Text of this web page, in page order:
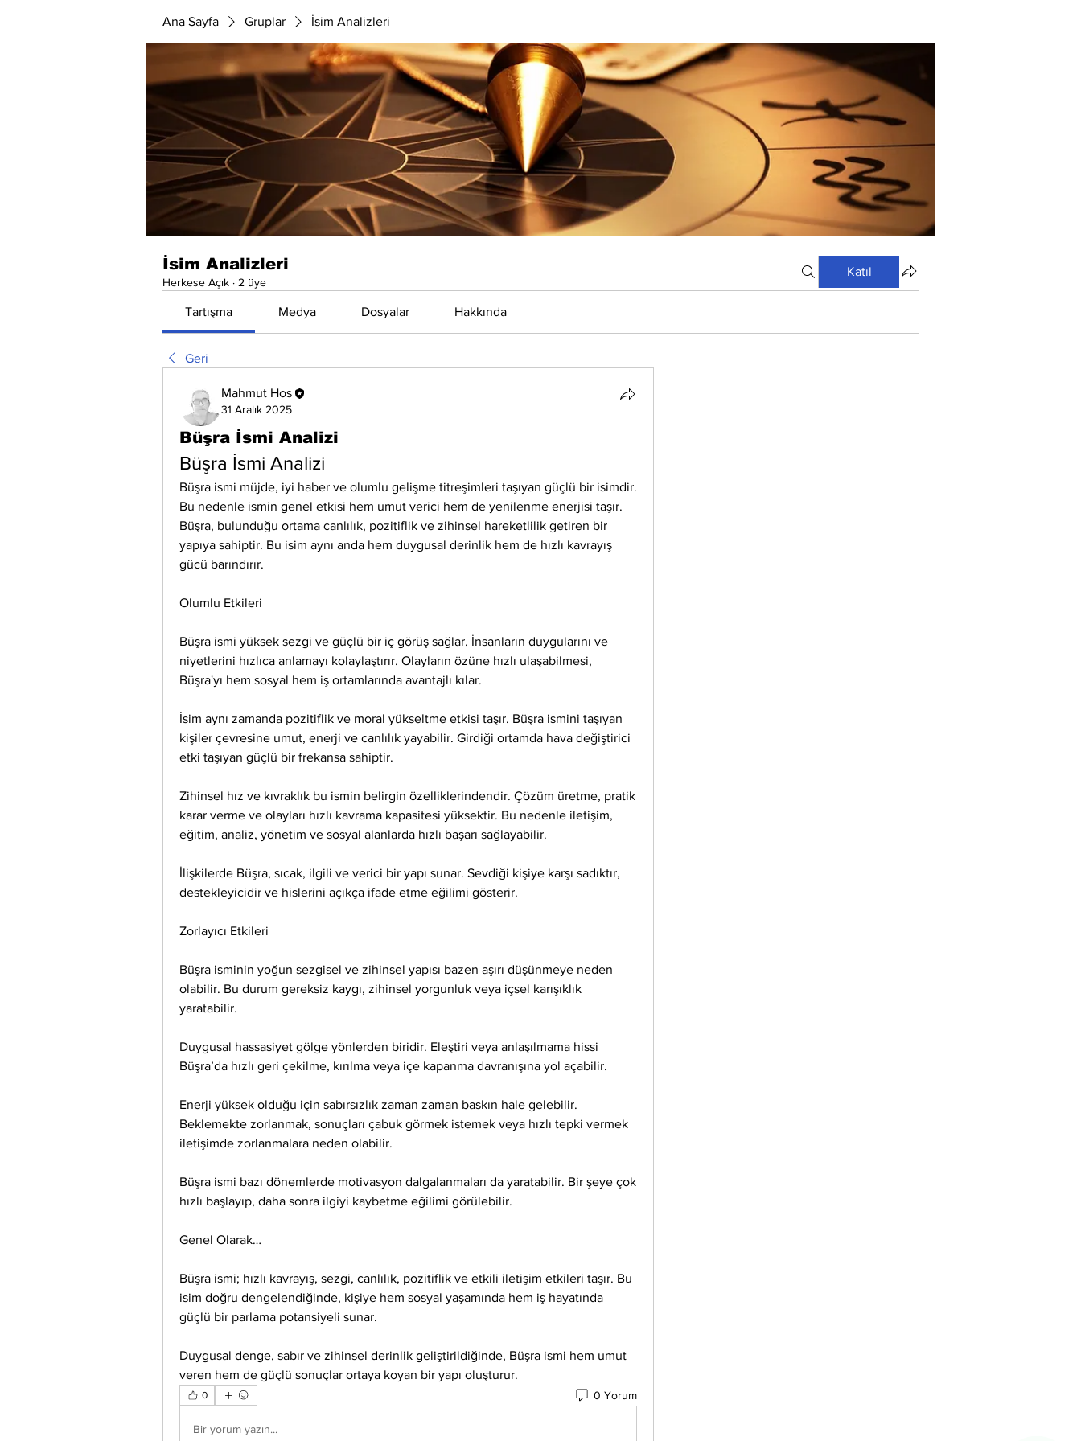
Ana Sayfa Gruplar İsim Analizleri
İsim Analizleri
Herkese Açık · 2 üye
Katıl
Tartışma Medya Dosyalar Hakkında
Geri
Mahmut Hos
31 Aralık 2025
Büşra İsmi Analizi
Büşra İsmi Analizi
Büşra ismi müjde, iyi haber ve olumlu gelişme titreşimleri taşıyan güçlü bir isimdir.
Bu nedenle ismin genel etkisi hem umut verici hem de yenilenme enerjisi taşır.
Büşra, bulunduğu ortama canlılık, pozitiflik ve zihinsel hareketlilik getiren bir
yapıya sahiptir. Bu isim aynı anda hem duygusal derinlik hem de hızlı kavrayış
gücü barındırır.
Olumlu Etkileri
Büşra ismi yüksek sezgi ve güçlü bir iç görüş sağlar. İnsanların duygularını ve
niyetlerini hızlıca anlamayı kolaylaştırır. Olayların özüne hızlı ulaşabilmesi,
Büşra'yı hem sosyal hem iş ortamlarında avantajlı kılar.
İsim aynı zamanda pozitiflik ve moral yükseltme etkisi taşır. Büşra ismini taşıyan
kişiler çevresine umut, enerji ve canlılık yayabilir. Girdiği ortamda hava değiştirici
etki taşıyan güçlü bir frekansa sahiptir.
Zihinsel hız ve kıvraklık bu ismin belirgin özelliklerindendir. Çözüm üretme, pratik
karar verme ve olayları hızlı kavrama kapasitesi yüksektir. Bu nedenle iletişim,
eğitim, analiz, yönetim ve sosyal alanlarda hızlı başarı sağlayabilir.
İlişkilerde Büşra, sıcak, ilgili ve verici bir yapı sunar. Sevdiği kişiye karşı sadıktır,
destekleyicidir ve hislerini açıkça ifade etme eğilimi gösterir.
Zorlayıcı Etkileri
Büşra isminin yoğun sezgisel ve zihinsel yapısı bazen aşırı düşünmeye neden
olabilir. Bu durum gereksiz kaygı, zihinsel yorgunluk veya içsel karışıklık
yaratabilir.
Duygusal hassasiyet gölge yönlerden biridir. Eleştiri veya anlaşılmama hissi
Büşra’da hızlı geri çekilme, kırılma veya içe kapanma davranışına yol açabilir.
Enerji yüksek olduğu için sabırsızlık zaman zaman baskın hale gelebilir.
Beklemekte zorlanmak, sonuçları çabuk görmek istemek veya hızlı tepki vermek
iletişimde zorlanmalara neden olabilir.
Büşra ismi bazı dönemlerde motivasyon dalgalanmaları da yaratabilir. Bir şeye çok
hızlı başlayıp, daha sonra ilgiyi kaybetme eğilimi görülebilir.
Genel Olarak…
Büşra ismi; hızlı kavrayış, sezgi, canlılık, pozitiflik ve etkili iletişim etkileri taşır. Bu
isim doğru dengelendiğinde, kişiye hem sosyal yaşamında hem iş hayatında
güçlü bir parlama potansiyeli sunar.
Duygusal denge, sabır ve zihinsel derinlik geliştirildiğinde, Büşra ismi hem umut
veren hem de güçlü sonuçlar ortaya koyan bir yapı oluşturur.
0 0 Yorum
Bir yorum yazın...